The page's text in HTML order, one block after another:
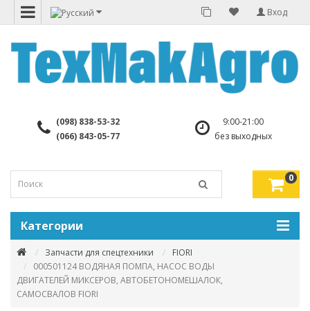
Вход
(098) 838-53-32
(066) 843-05-77
9:00-21:00
без выходных
0
Категории
Запчасти для спецтехники
FIORI
000501124 ВОДЯНАЯ ПОМПА, НАСОС ВОДЫ
ДВИГАТЕЛЕЙ МИКСЕРОВ, АВТОБЕТОНОМЕШАЛОК,
САМОСВАЛОВ FIORI